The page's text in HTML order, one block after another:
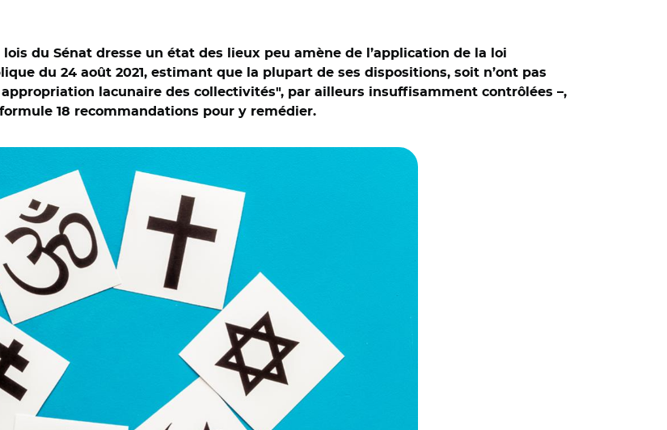
du Sénat dresse un état des lieux peu amène de l’application de la loi
du 24 août 2021, estimant que la plupart de ses dispositions, soit n’ont pas
lacunaire des collectivités", par ailleurs insuffisamment contrôlées –,
18 recommandations pour y remédier.